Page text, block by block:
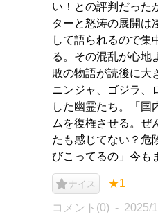
い！との評判だった
ターと怒涛の展開は
して語られるので集
る。その混乱が心地
敗の物語が読後に大
ニンジャ、ゴジラ、
した幽霊たち。「国
ムを復権させる。ぜ
たも感じてない？危
びこってるの」今も
ナイス ★1
コメント(0) 2025/